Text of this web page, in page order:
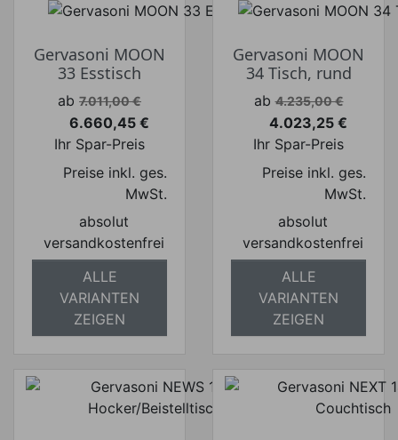
Gervasoni MOON
33 Esstisch
Verkaufspreis
ab 7.011,00 €
Preis
6.660,45 €
Ihr Spar-Preis
Preise inkl. ges.
MwSt.
absolut
versandkostenfrei
ALLE
VARIANTEN
ZEIGEN
Gervasoni MOON
34 Tisch, rund
Verkaufspreis
ab 4.235,00 €
Preis
4.023,25 €
Ihr Spar-Preis
Preise inkl. ges.
MwSt.
absolut
versandkostenfrei
ALLE
VARIANTEN
ZEIGEN